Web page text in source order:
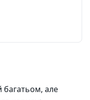
багатьом, але